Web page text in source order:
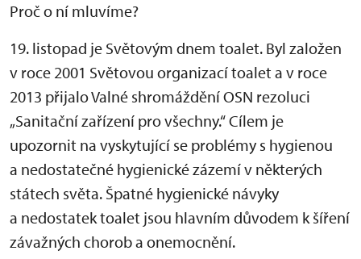
Proč o ní mluvíme?
19. listopad je Světovým dnem toalet. Byl založen
v roce 2001 Světovou organizací toalet a v roce
2013 přijalo Valné shromáždění OSN rezoluci
„Sanitační zařízení pro všechny.“ Cílem je
upozornit na vyskytující se problémy s hygienou
a nedostatečné hygienické zázemí v některých
státech světa. Špatné hygienické návyky
a nedostatek toalet jsou hlavním důvodem k šíření
závažných chorob a onemocnění.